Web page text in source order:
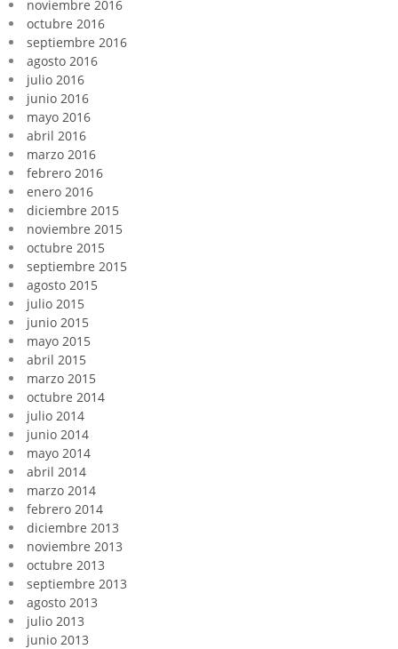
noviembre 2016
octubre 2016
septiembre 2016
agosto 2016
julio 2016
junio 2016
mayo 2016
abril 2016
marzo 2016
febrero 2016
enero 2016
diciembre 2015
noviembre 2015
octubre 2015
septiembre 2015
agosto 2015
julio 2015
junio 2015
mayo 2015
abril 2015
marzo 2015
octubre 2014
julio 2014
junio 2014
mayo 2014
abril 2014
marzo 2014
febrero 2014
diciembre 2013
noviembre 2013
octubre 2013
septiembre 2013
agosto 2013
julio 2013
junio 2013